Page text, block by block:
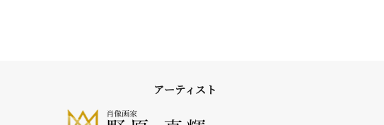
アーティスト